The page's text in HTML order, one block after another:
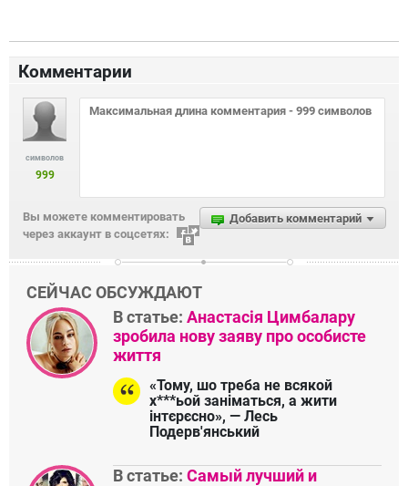
Комментарии
символов
999
Добавить комментарий
Вы можете комментировать
через аккаунт в соцсетях:
СЕЙЧАС ОБСУЖДАЮТ
В статье: Анастасія Цимбалару
зробила нову заяву про особисте
життя
«Тому, шо треба не всякой
х***ьой заніматься, а жити
інтєрєсно», — Лесь
Подерв'янський
В статье: Самый лучший и